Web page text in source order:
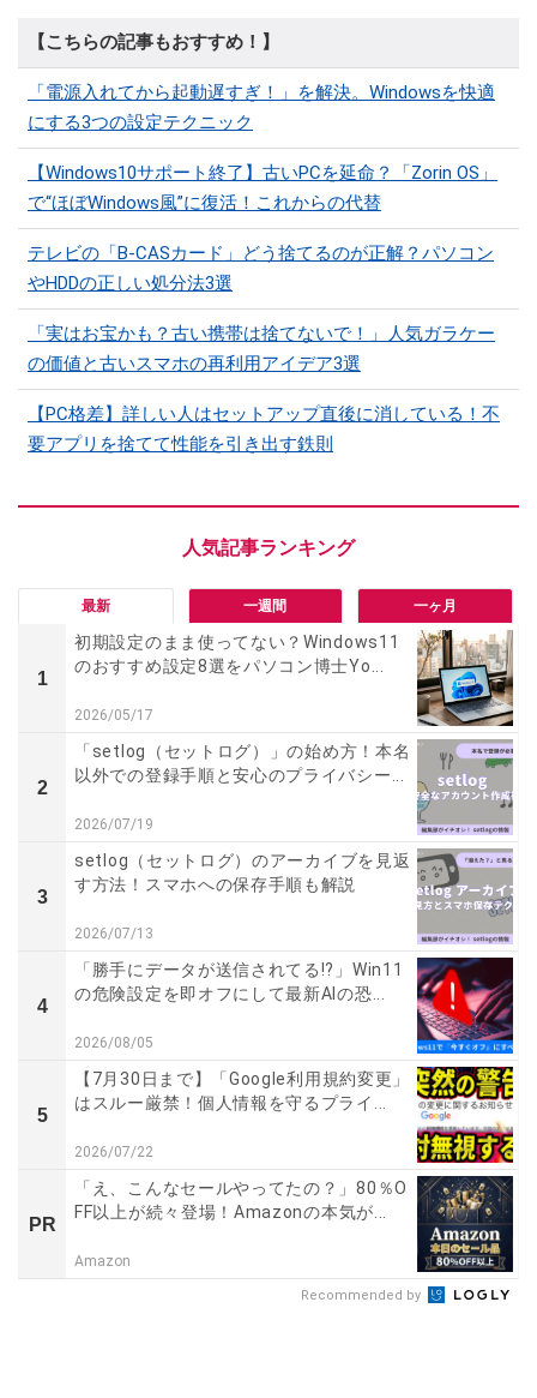
【こちらの記事もおすすめ！】
「電源入れてから起動遅すぎ！」を解決。Windowsを快適
にする3つの設定テクニック
【Windows10サポート終了】古いPCを延命？「Zorin OS」
で“ほぼWindows風”に復活！これからの代替
テレビの「B-CASカード」どう捨てるのが正解？パソコン
やHDDの正しい処分法3選
「実はお宝かも？古い携帯は捨てないで！」人気ガラケー
の価値と古いスマホの再利用アイデア3選
【PC格差】詳しい人はセットアップ直後に消している！不
要アプリを捨てて性能を引き出す鉄則
最新 一週間 一ヶ月
1
初期設定のまま使ってない？Windows11
のおすすめ設定8選をパソコン博士Yo...
2026/05/17
2
「setlog（セットログ）」の始め方！本名
以外での登録手順と安心のプライバシー...
2026/07/19
3
setlog（セットログ）のアーカイブを見返
す方法！スマホへの保存手順も解説
2026/07/13
4
「勝手にデータが送信されてる!?」Win11
の危険設定を即オフにして最新AIの恐...
2026/08/05
5
【7月30日まで】「Google利用規約変更」
はスルー厳禁！個人情報を守るプライ...
2026/07/22
PR
「え、こんなセールやってたの？」80％O
FF以上が続々登場！Amazonの本気が...
Amazon
Recommended by